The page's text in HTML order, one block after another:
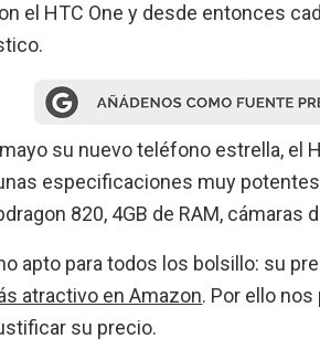
el HTC One y desde entonces
su nuevo teléfono estrella, el
especificaciones muy
820, 4GB de RAM, cámaras
apto para todos los bolsillo: su
atractivo en Amazon. Por ello
su precio.